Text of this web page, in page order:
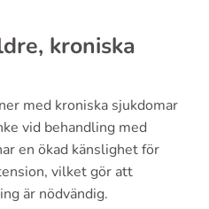
kroniska
med kroniska sjukdomar
vid behandling med
en ökad känslighet för
vilket gör att
är nödvändig.